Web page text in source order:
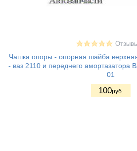
Чашка опоры - опорная шайба
- ваз 2110 и переднего амортазатора
01
100руб.